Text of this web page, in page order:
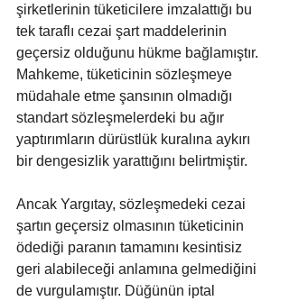
şirketlerinin tüketicilere imzalattığı bu
tek taraflı cezai şart maddelerinin
geçersiz olduğunu hükme bağlamıştır.
Mahkeme, tüketicinin sözleşmeye
müdahale etme şansının olmadığı
standart sözleşmelerdeki bu ağır
yaptırımların dürüstlük kuralına aykırı
bir dengesizlik yarattığını belirtmiştir.
Ancak Yargıtay, sözleşmedeki cezai
şartın geçersiz olmasının tüketicinin
ödediği paranın tamamını kesintisiz
geri alabileceği anlamına gelmediğini
de vurgulamıştır. Düğünün iptal